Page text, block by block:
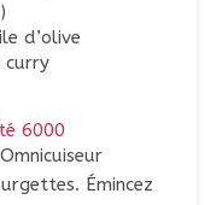
d’olive
curry
6000
Émincez